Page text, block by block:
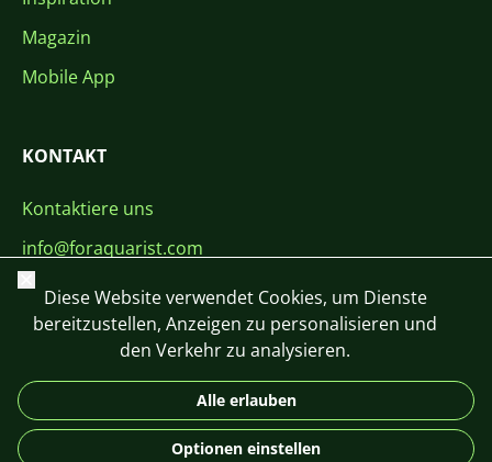
Magazin
Mobile App
KONTAKT
Kontaktiere uns
info@foraquarist.com
+420 603 449 602
DE
Schließen
Diese Website verwendet Cookies, um Dienste
bereitzustellen, Anzeigen zu personalisieren und
den Verkehr zu analysieren.
Alle erlauben
Optionen einstellen